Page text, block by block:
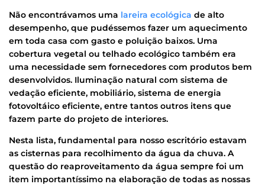
Não encontrávamos uma lareira ecológica de alto
desempenho, que pudéssemos fazer um aquecimento
em toda casa com gasto e poluição baixos. Uma
cobertura vegetal ou telhado ecológico também era
uma necessidade sem fornecedores com produtos bem
desenvolvidos. Iluminação natural com sistema de
vedação eficiente, mobiliário, sistema de energia
fotovoltáico eficiente, entre tantos outros itens que
fazem parte do projeto de interiores.
Nesta lista, fundamental para nosso escritório estavam
as cisternas para recolhimento da água da chuva. A
questão do reaproveitamento da água sempre foi um
item importantíssimo na elaboração de todas as nossas